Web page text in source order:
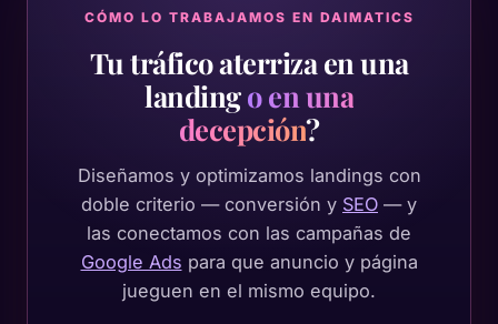
CÓMO LO TRABAJAMOS EN DAIMATICS
Tu tráfico aterriza en una
landingo en una
decepción?
Diseñamos y optimizamos landings con
doble criterio — conversión y SEO — y
las conectamos con las campañas de
Google Ads para que anuncio y página
jueguen en el mismo equipo.